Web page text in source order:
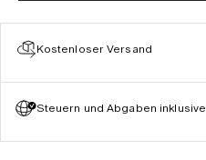
Kostenloser Versand
Steuern und Abgaben inklusive